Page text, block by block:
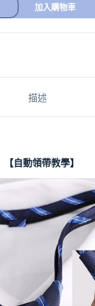
加入購物車
描述
【自動領帶教學】